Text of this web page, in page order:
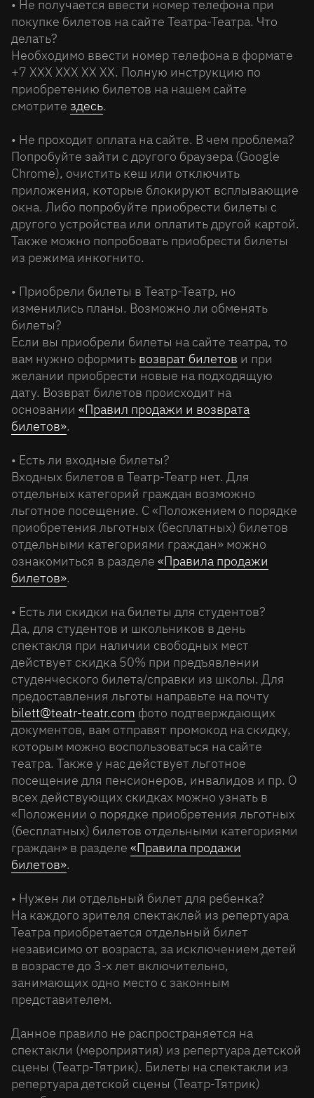
• Не получается ввести номер телефона при
покупке билетов на сайте Театра-Театра. Что
делать?
Необходимо ввести номер телефона в формате
+7 XXX XXX XX XX. Полную инструкцию по
приобретению билетов на нашем сайте
смотрите здесь.
• Не проходит оплата на сайте. В чем проблема?
Попробуйте зайти с другого браузера (Google
Chrome), очистить кеш или отключить
приложения, которые блокируют всплывающие
окна. Либо попробуйте приобрести билеты с
другого устройства или оплатить другой картой.
Также можно попробовать приобрести билеты
из режима инкогнито.
• Приобрели билеты в Театр-Театр, но
изменились планы. Возможно ли обменять
билеты?
Если вы приобрели билеты на сайте театра, то
вам нужно оформить возврат билетов и при
желании приобрести новые на подходящую
дату. Возврат билетов происходит на
основании «Правил продажи и возврата
билетов».
• Есть ли входные билеты?
Входных билетов в Театр-Театр нет. Для
отдельных категорий граждан возможно
льготное посещение. С «Положением о порядке
приобретения льготных (бесплатных) билетов
отдельными категориями граждан» можно
ознакомиться в разделе «Правила продажи
билетов».
• Есть ли скидки на билеты для студентов?
Да, для студентов и школьников в день
спектакля при наличии свободных мест
действует скидка 50% при предъявлении
студенческого билета/справки из школы. Для
предоставления льготы направьте на почту
bilett@teatr-teatr.com фото подтверждающих
документов, вам отправят промокод на скидку,
которым можно воспользоваться на сайте
театра. Также у нас действует льготное
посещение для пенсионеров, инвалидов и пр. О
всех действующих скидках можно узнать в
«Положении о порядке приобретения льготных
(бесплатных) билетов отдельными категориями
граждан» в разделе «Правила продажи
билетов».
• Нужен ли отдельный билет для ребенка?
На каждого зрителя спектаклей из репертуара
Театра приобретается отдельный билет
независимо от возраста, за исключением детей
в возрасте до 3-х лет включительно,
занимающих одно место с законным
представителем.
Данное правило не распространяется на
спектакли (мероприятия) из репертуара детской
сцены (Театр-Тятрик). Билеты на спектакли из
репертуара детской сцены (Театр-Тятрик)